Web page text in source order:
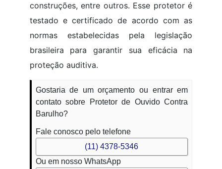
construções, entre outros. Esse protetor é
testado e certificado de acordo com as
normas estabelecidas pela legislação
brasileira para garantir sua eficácia na
proteção auditiva.
Gostaria de um orçamento ou entrar em
contato sobre Protetor de Ouvido Contra
Barulho?
Fale conosco pelo telefone
(11) 4378-5346
Ou em nosso WhatsApp